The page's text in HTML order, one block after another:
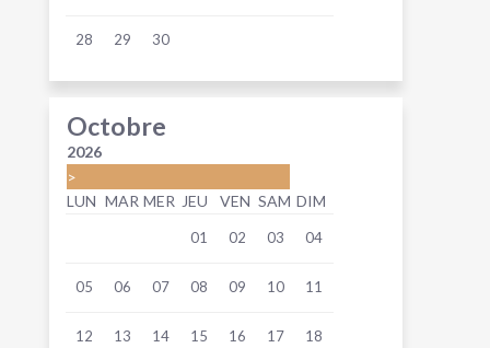
28 29 30
Octobre
2026
>
LUN MAR MER JEU VEN SAM DIM
01 02 03 04
05 06 07 08 09 10 11
12 13 14 15 16 17 18